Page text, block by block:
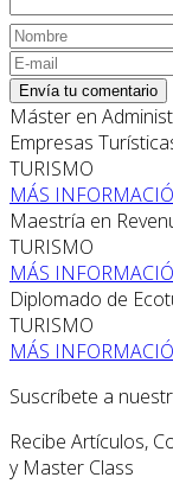
Envía tu comentario
Máster en
Empresas
TURISMO
MÁS
Maestría en
TURISMO
MÁS
Diplomado de
TURISMO
MÁS
Suscríbete a
Recibe Artículos,
y Master Class